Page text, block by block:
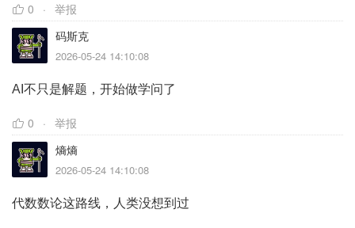
0
举报
码斯克
2026-05-24 14:10:08
AI不只是解题，开始做学问了
0
举报
熵熵
2026-05-24 14:10:08
代数数论这路线，人类没想到过